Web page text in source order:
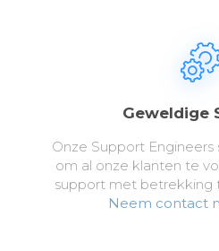
Geweldige
Onze Support Engineers
om al onze klanten te
support met betrekking
Neem contact